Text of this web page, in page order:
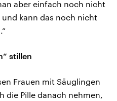
aber einfach noch nicht
kann das noch nicht
stillen
Frauen mit Säuglingen
die Pille danach nehmen,